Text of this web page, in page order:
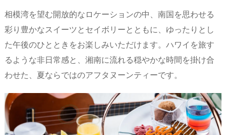
相模湾を望む開放的なロケーションの中、南国を思わせる
彩り豊かなスイーツとセイボリーとともに、ゆったりとし
た午後のひとときをお楽しみいただけます。ハワイを旅す
るような非日常感と、湘南に流れる穏やかな時間を掛け合
わせた、夏ならではのアフタヌーンティーです。